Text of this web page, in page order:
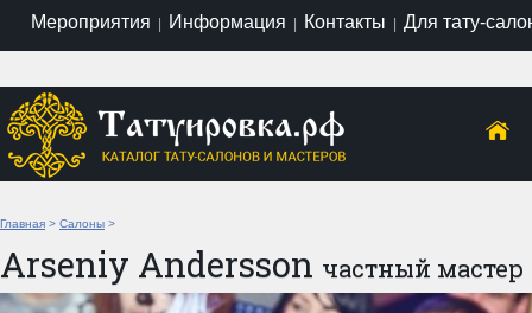
Мероприятия | Информация | Контакты | Для тату-
Главная > Салоны >
Arseniy Andersson частный мастер